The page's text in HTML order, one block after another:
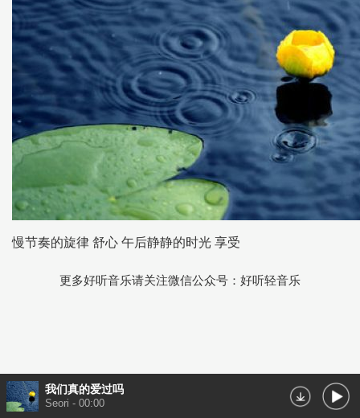
慢节奏的旋律 舒心 午后静静的时光 享受
更多好听音乐请关注微信公众号：好听轻音乐
我们真的爱过吗
Seori - 00:00